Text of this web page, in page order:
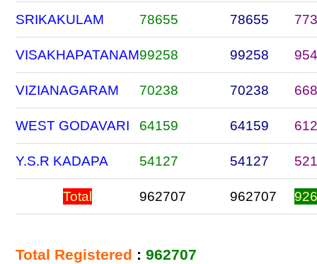
SRIKAKULAM 78655 78655
VISAKHAPATANAM99258 99258
VIZIANAGARAM 70238 70238
WEST GODAVARI 64159 64159
Y.S.R KADAPA 54127 54127
Total 962707 962707
Total Registered :962707